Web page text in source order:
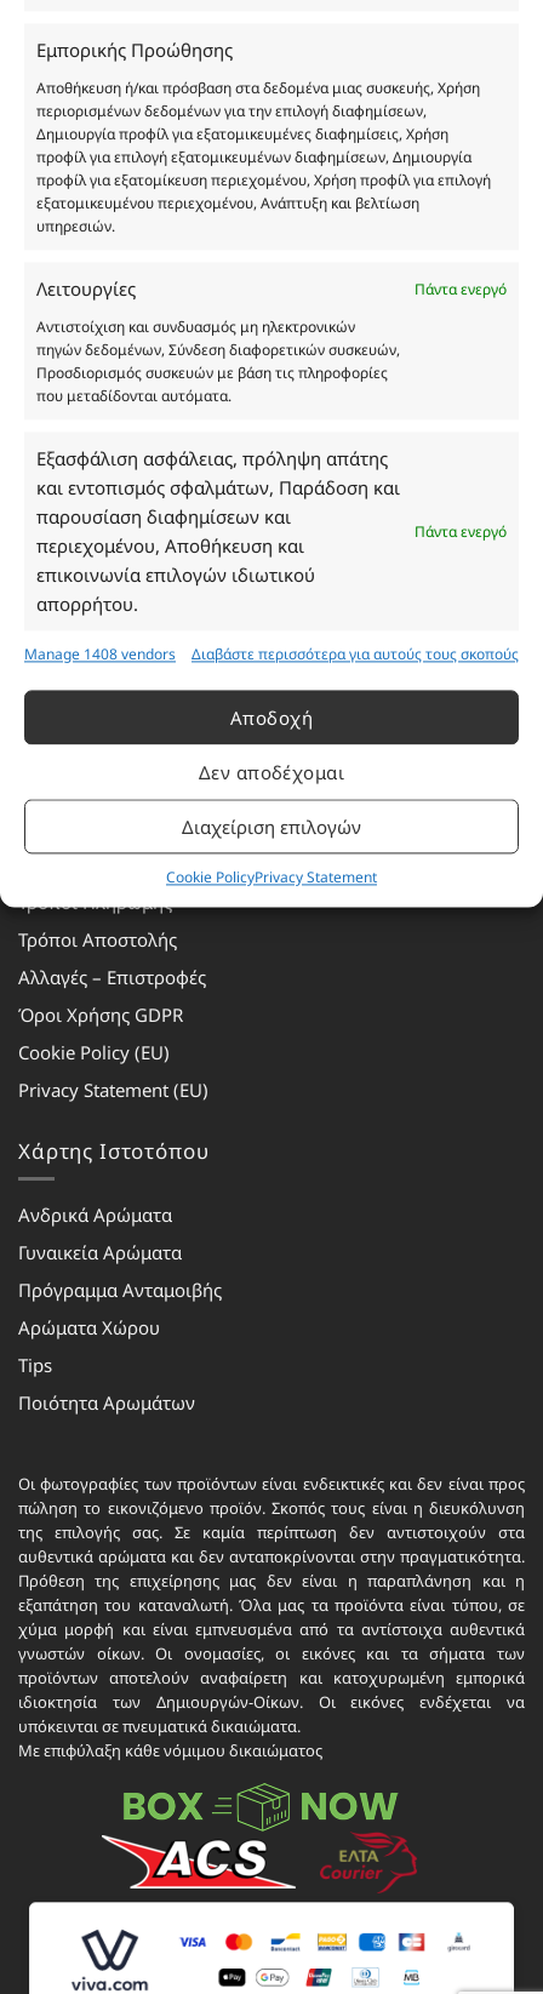
Εμπορικής Προώθησης
Αποθήκευση ή/και πρόσβαση στα δεδομένα μιας συσκευής, Χρήση
περιορισμένων δεδομένων για την επιλογή διαφημίσεων,
Δημιουργία προφίλ για εξατομικευμένες διαφημίσεις, Χρήση
προφίλ για επιλογή εξατομικευμένων διαφημίσεων, Δημιουργία
προφίλ για εξατομίκευση περιεχομένου, Χρήση προφίλ για επιλογή
εξατομικευμένου περιεχομένου, Ανάπτυξη και βελτίωση
υπηρεσιών.
Λειτουργίες
Πάντα ενεργό
Αντιστοίχιση και συνδυασμός μη ηλεκτρονικών
πηγών δεδομένων, Σύνδεση διαφορετικών συσκευών,
Προσδιορισμός συσκευών με βάση τις πληροφορίες
που μεταδίδονται αυτόματα.
Εξασφάλιση ασφάλειας, πρόληψη απάτης
και εντοπισμός σφαλμάτων, Παράδοση και
παρουσίαση διαφημίσεων και
περιεχομένου, Αποθήκευση και
επικοινωνία επιλογών ιδιωτικού
απορρήτου.
Πάντα ενεργό
Manage 1408 vendors Διαβάστε περισσότερα για αυτούς τους σκοπούς
Αποδοχή
Δεν αποδέχομαι
Διαχείριση επιλογών
Cookie PolicyPrivacy Statement
Με επιφύλαξη κάθε νόμιμου δικαιώματος.
Eau de parfum
Αγίου Κωνσταντίνου 76
Τηλ. 2314 016010
ΑΦΜ 803285309
ΓΕΜΗ 193802504000
Ωράριο Καταστήματος
Δευτέρα: 08:30–16:30
Τρίτη: 08:30–16:30
Τετάρτη: 08:30–16:30
Πέμπτη: 08:30–16:30
Παρασκευή: 08:30–16:30
Σάββατο - Κυριακή: Κλειστά
Πρόγραμμα Ανταμοιβής
Τρόποι Πληρωμής
Τρόποι Αποστολής
Αλλαγές – Επιστροφές
Όροι Χρήσης GDPR
Cookie Policy (EU)
Privacy Statement (EU)
Χάρτης Ιστοτόπου
Ανδρικά Αρώματα
Γυναικεία Αρώματα
Πρόγραμμα Ανταμοιβής
Αρώματα Χώρου
Tips
Ποιότητα Αρωμάτων
Οι φωτογραφίες των προϊόντων είναι ενδεικτικές και δεν είναι προς
πώληση το εικονιζόμενο προϊόν. Σκοπός τους είναι η διευκόλυνση
της επιλογής σας. Σε καμία περίπτωση δεν αντιστοιχούν στα
αυθεντικά αρώματα και δεν ανταποκρίνονται στην πραγματικότητα.
Πρόθεση της επιχείρησης μας δεν είναι η παραπλάνηση και η
εξαπάτηση του καταναλωτή. Όλα μας τα προϊόντα είναι τύπου, σε
χύμα μορφή και είναι εμπνευσμένα από τα αντίστοιχα αυθεντικά
γνωστών οίκων. Οι ονομασίες, οι εικόνες και τα σήματα των
προϊόντων αποτελούν αναφαίρετη και κατοχυρωμένη εμπορικά
ιδιοκτησία των Δημιουργών-Οίκων. Οι εικόνες ενδέχεται να
υπόκεινται σε πνευματικά δικαιώματα.
Με επιφύλαξη κάθε νόμιμου δικαιώματος